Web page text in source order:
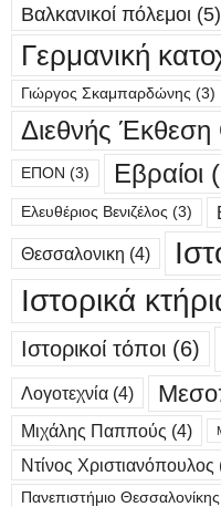
Βαλκανικοί πόλεμοι (5)
Γερμανική
Γιώργος Σκαμπαρδώνης (3)
Διεθνής Έκθεση
ΕΠΟΝ (3) Εβραίοι
Ελευθέριος Βενιζέλος (3)
Θεσσαλονικη (4)
Ιστορικά
Ιστορικοί τόποι (6)
Λογοτεχνία (4)
Μιχάλης Παππούς (4)
Ντίνος Χριστιανόπουλος
Πανεπιστήμιο Θεσσαλονίκης